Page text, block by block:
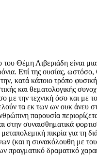
Θέμη Λιβεριάδη είναι
Επί της ουσίας,
κατά κάποιο τρόπο
και θεματολογικής
με την τεχνική όσο και
τα εκ των ων ουκ άνευ
παρουσία
συναισθηματικά
πικρία για
(και η συνακόλουθη με
πραγματικό δραματικό